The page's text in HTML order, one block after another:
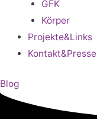
GFK
Körper
Projekte&Links
Kontakt&Presse
Blog